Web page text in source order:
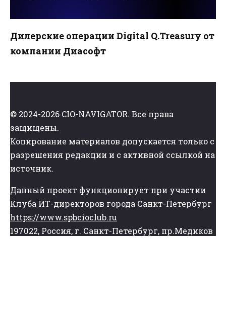
Дилерские операции Digital Q.Treasury от
компании Диасофт
© 2024-2026 CIO-NAVIGATOR. Все права
защищены.
Копирование материалов допускается только с
разрешения редакции и с активной ссылкой на
источник.
Данный проект функционирует при участии
Клуба ИТ-директоров города Санкт-Петербург
https://www.spbcioclub.ru
197022, Россия, г. Санкт-Петербург, пр.Медиков